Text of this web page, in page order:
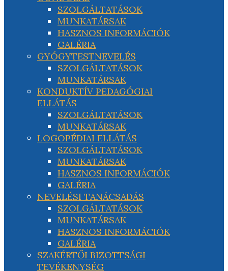
SZOLGÁLTATÁSOK
MUNKATÁRSAK
HASZNOS INFORMÁCIÓK
GALÉRIA
GYÓGYTESTNEVELÉS
SZOLGÁLTATÁSOK
MUNKATÁRSAK
KONDUKTÍV PEDAGÓGIAI
ELLÁTÁS
SZOLGÁLTATÁSOK
MUNKATÁRSAK
LOGOPÉDIAI ELLÁTÁS
SZOLGÁLTATÁSOK
MUNKATÁRSAK
HASZNOS INFORMÁCIÓK
GALÉRIA
NEVELÉSI TANÁCSADÁS
SZOLGÁLTATÁSOK
MUNKATÁRSAK
HASZNOS INFORMÁCIÓK
GALÉRIA
SZAKÉRTŐI BIZOTTSÁGI
TEVÉKENYSÉG